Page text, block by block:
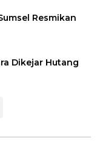
Resmikan
Dikejar Hutang